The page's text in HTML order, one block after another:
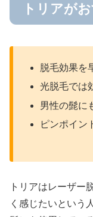
トリアが
脱毛効果を
光脱毛では
男性の髭に
ピンポイン
トリアはレーザー
く感じたいという